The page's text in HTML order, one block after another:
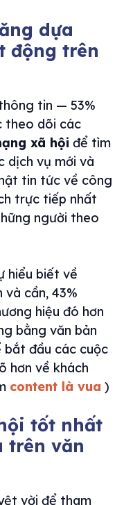
dựa
động trên
tin — 53%
theo dõi các
xã hội để tìm
dịch vụ mới và
tin tức về công
trực tiếp nhất
người theo
hiểu biết về
và cần, 43%
hiệu đó hơn
bằng văn bản
đầu các cuộc
hơn về khách
content là vua )
tốt nhất
trên văn
vời để tham